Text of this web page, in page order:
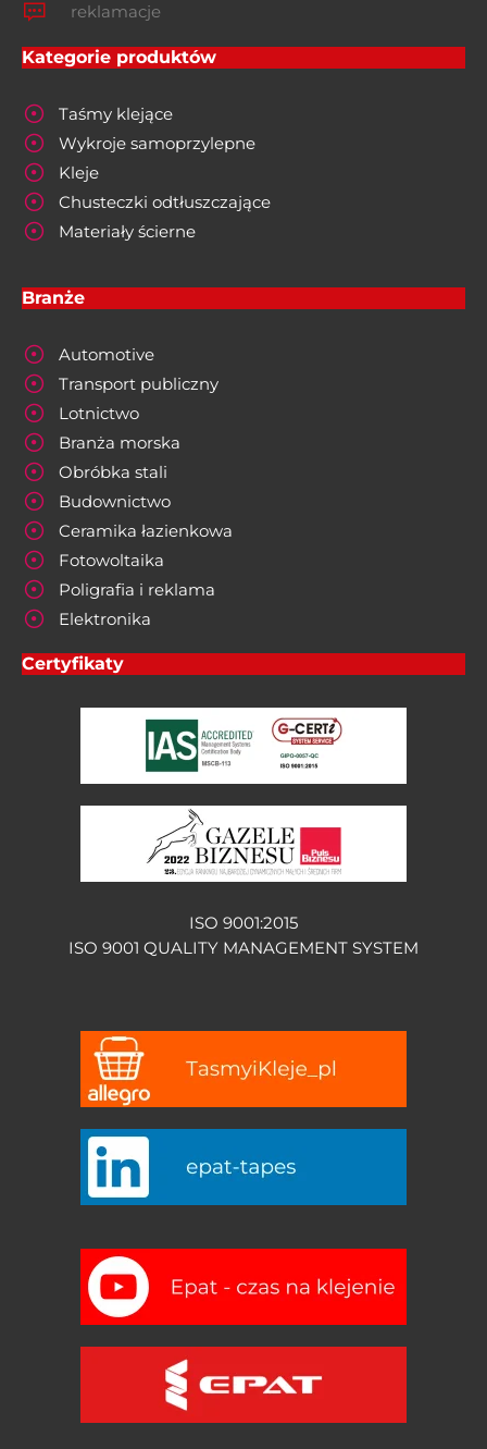
reklamacje
Kategorie produktów
Taśmy klejące
Wykroje samoprzylepne
Kleje
Chusteczki odtłuszczające
Materiały ścierne
Branże
Automotive
Transport publiczny
Lotnictwo
Branża morska
Obróbka stali
Budownictwo
Ceramika łazienkowa
Fotowoltaika
Poligrafia i reklama
Elektronika
Certyfikaty
ISO 9001:2015
ISO 9001 QUALITY MANAGEMENT SYSTEM